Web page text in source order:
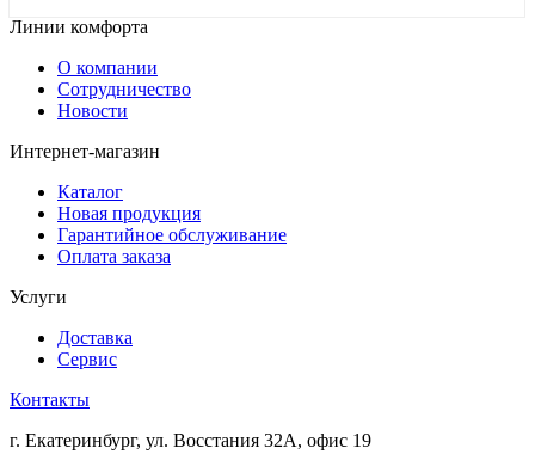
Линии комфорта
О компании
Сотрудничество
Новости
Интернет-магазин
Каталог
Новая продукция
Гарантийное обслуживание
Оплата заказа
Услуги
Доставка
Сервис
Контакты
г. Екатеринбург, ул. Восстания 32А, офис 19